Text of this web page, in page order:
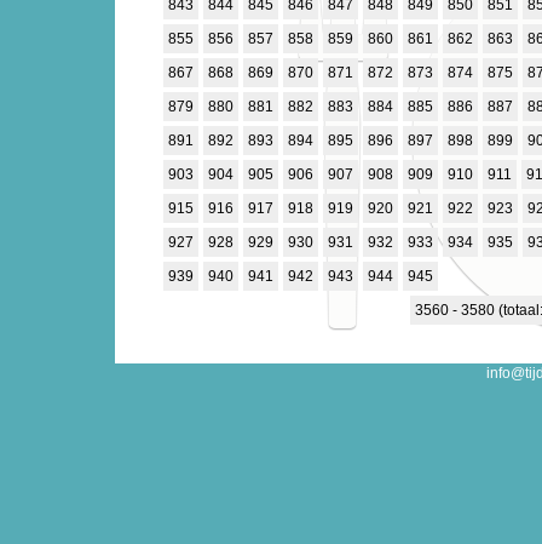
843
844 845 846 847 848 849 850 851
855
856 857 858 859 860 861 862 863
867
868 869 870 871 872 873 874 875
879
880 881 882 883 884 885 886 887
891
892 893 894 895 896 897 898 899
903
904 905 906 907 908 909 910 911
915
916 917 918 919 920 921 922 923
927
928 929 930 931 932 933 934 935
939
940 941 942 943 944
945
3560 - 3580